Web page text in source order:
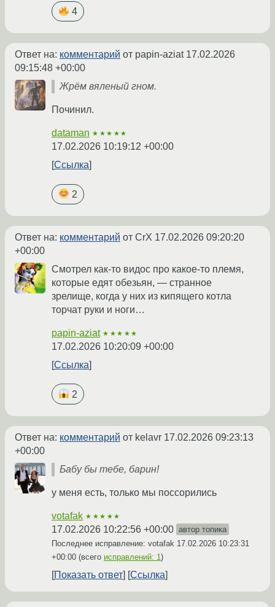
4
Ответ на: комментарий от papin-aziat 17.02.2026
09:15:48 +00:00
Жрём вяленый гном.
Починил.
dataman ★★★★★
17.02.2026 10:19:12 +00:00
Ссылка
2
Ответ на: комментарий от CrX 17.02.2026 09:20:20
+00:00
Смотрел как-то видос про какое-то племя,
которые едят обезьян, — странное
зрелище, когда у них из кипящего котла
торчат руки и ноги…
papin-aziat ★★★★★
17.02.2026 10:20:09 +00:00
Ссылка
2
Ответ на: комментарий от kelavr 17.02.2026 09:23:13
+00:00
Бабу бы тебе, барин!
у меня есть, только мы поссорились
votafak ★★★★★
17.02.2026 10:22:56 +00:00 автор топика
Последнее исправление: votafak 17.02.2026 10:23:31
+00:00 (всего исправлений: 1 )
Показать ответ Ссылка